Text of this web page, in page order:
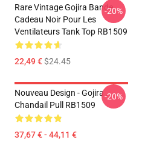
Rare Vintage Gojira Bande
Cadeau Noir Pour Les
Ventilateurs Tank Top RB1509
22,49 €$24.45
-20%
Nouveau Design - Gojira .
Chandail Pull RB1509
37,67 € - 44,11 €
-20%